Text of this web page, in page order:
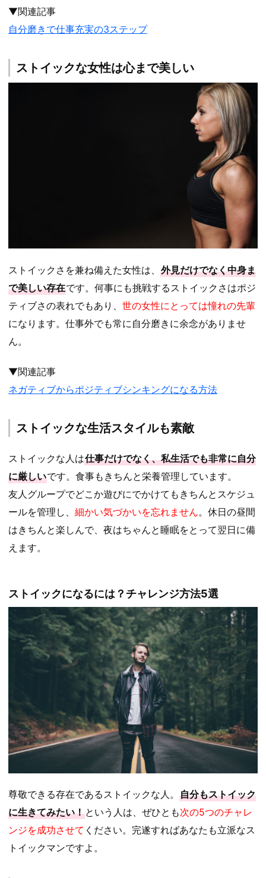
▼関連記事
自分磨きで仕事充実の3ステップ
ストイックな女性は心まで美しい
ストイックさを兼ね備えた女性は、 外見だけでなく中身ま
で美しい存在です。何事にも挑戦するストイックさはポジ
ティブさの表れでもあり、 世の女性にとっては憧れの先輩
になります。仕事外でも常に自分磨きに余念がありませ
ん。
▼関連記事
ネガティブからポジティブシンキングになる方法
ストイックな生活スタイルも素敵
ストイックな人は仕事だけでなく、私生活でも非常に自分
に厳しいです。食事もきちんと栄養管理しています。
友人グループでどこか遊びにでかけてもきちんとスケジュ
ールを管理し、 細かい気づかいを忘れません。休日の昼間
はきちんと楽しんで、夜はちゃんと睡眠をとって翌日に備
えます。
ストイックになるには？チャレンジ方法5選
尊敬できる存在であるストイックな人。 自分もストイック
に生きてみたい！という人は、ぜひとも次の5つのチャレ
ンジを成功させて ください。完遂すればあなたも立派なス
トイックマンですよ。